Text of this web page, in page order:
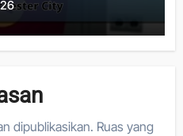
dipublikasikan. Ruas yang